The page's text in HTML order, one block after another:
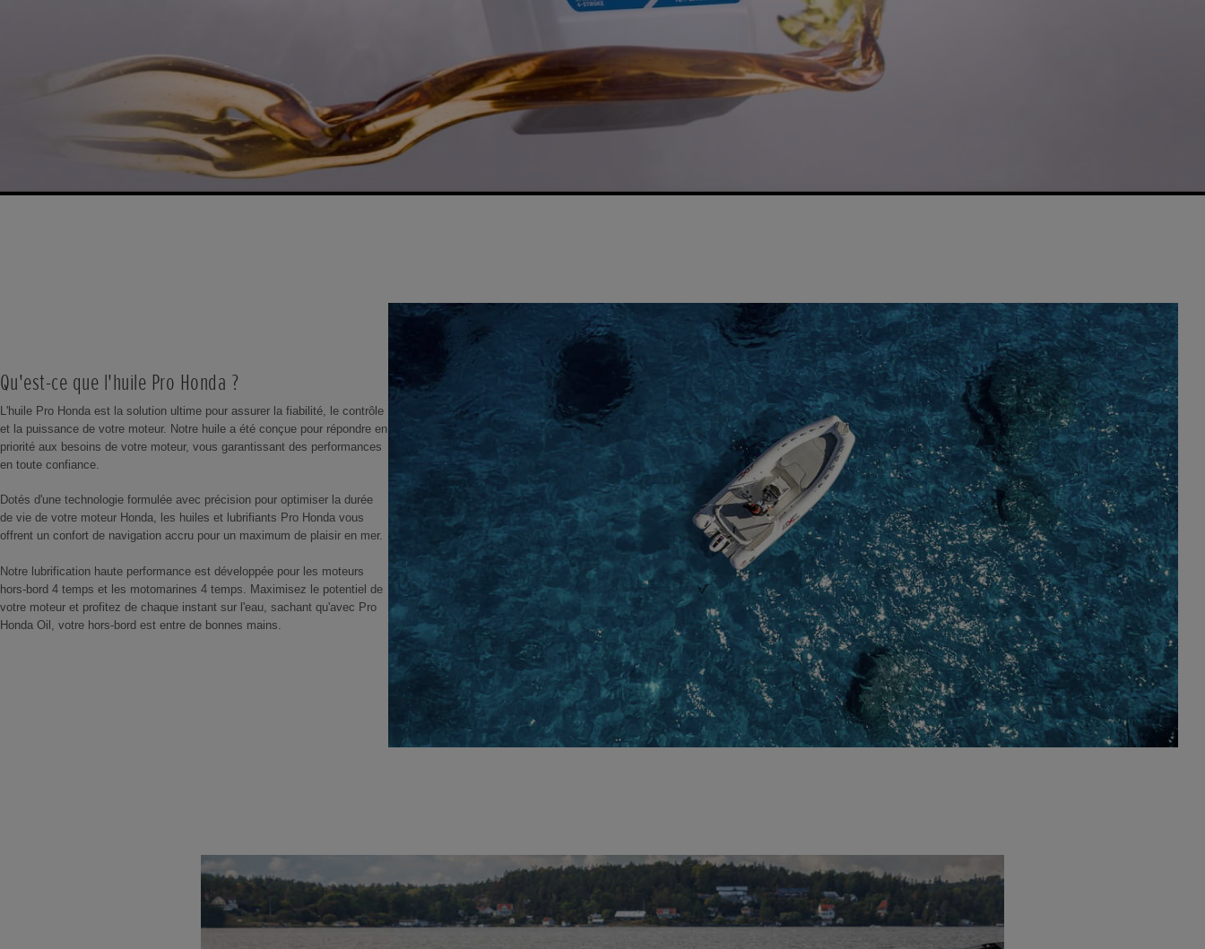
Qu'est-ce que l'huile Pro Honda ?
L'huile Pro Honda est la solution ultime pour assurer la fiabilité, le contrôle
et la puissance de votre moteur. Notre huile a été conçue pour répondre en
priorité aux besoins de votre moteur, vous garantissant des performances
en toute confiance.
Dotés d'une technologie formulée avec précision pour optimiser la durée
de vie de votre moteur Honda, les huiles et lubrifiants Pro Honda vous
offrent un confort de navigation accru pour un maximum de plaisir en mer.
Notre lubrification haute performance est développée pour les moteurs
hors-bord 4 temps et les motomarines 4 temps. Maximisez le potentiel de
votre moteur et profitez de chaque instant sur l'eau, sachant qu'avec Pro
Honda Oil, votre hors-bord est entre de bonnes mains.